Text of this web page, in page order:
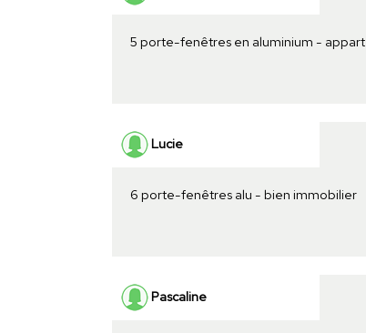
5 porte-fenêtres en aluminium - appart
Lucie
6 porte-fenêtres alu - bien immobilier
Pascaline